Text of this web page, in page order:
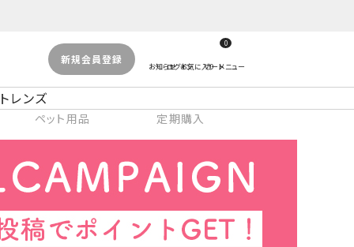
新規会員登録
0
レンズ
ペット用品 定期購入